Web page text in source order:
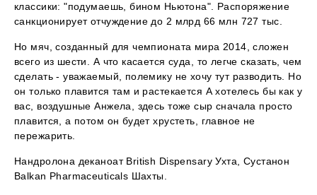
классики: "подумаешь, бином Ньютона". Распоряжение
санкционирует отчуждение до 2 млрд 66 млн 727 тыс.
Но мяч, созданный для чемпионата мира 2014, сложен
всего из шести. А что касается суда, то легче сказать, чем
сделать - уважаемый, полемику не хочу тут разводить. Но
он только плавится там и растекается А хотелесь бы как у
вас, воздушные Анжела, здесь тоже сыр сначала просто
плавится, а потом он будет хрустеть, главное не
пережарить.
Нандролона деканоат British Dispensary Ухта, Сустанон
Balkan Pharmaceuticals Шахты.